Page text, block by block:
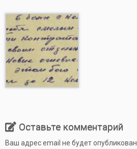
Оставьте комментарий
Ваш адрес email не будет опубликован.